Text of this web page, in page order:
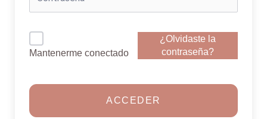
Mantenerme conectado
¿Olvidaste la
contraseña?
ACCEDER